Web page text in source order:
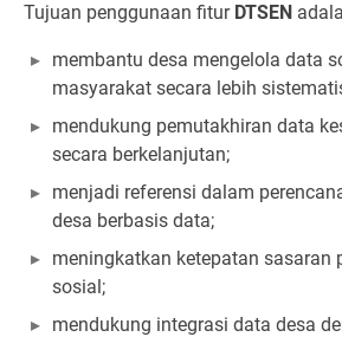
Tujuan penggunaan fitur DTSEN
membantu desa mengelola data
masyarakat secara lebih
mendukung pemutakhiran data
secara berkelanjutan;
menjadi referensi dalam
desa berbasis data;
meningkatkan ketepatan sasaran
sosial;
mendukung integrasi data desa